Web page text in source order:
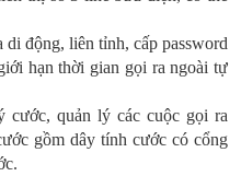
động, liên tỉnh, cấp password
hạn thời gian gọi ra ngoài tự
quản lý các cuộc gọi ra
gồm dây tính cước có cổng